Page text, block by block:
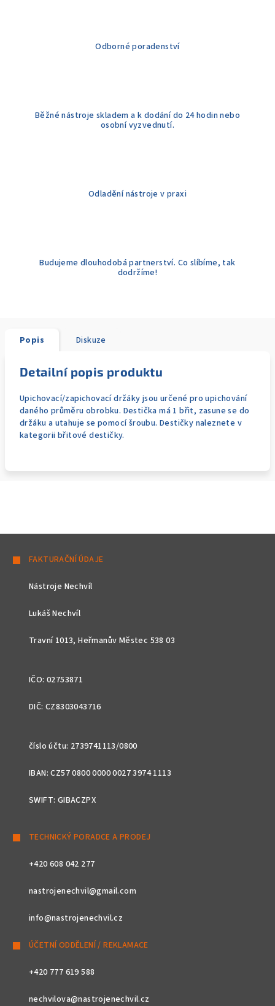
Odborné poradenství
Běžné nástroje skladem a k dodání do 24 hodin nebo
osobní vyzvednutí.
Odladění nástroje v praxi
Budujeme dlouhodobá partnerství. Co slíbíme, tak
dodržíme!
Popis Diskuze
Detailní popis produktu
Upichovací/zapichovací držáky jsou určené pro upichování
daného průměru obrobku. Destička má 1 břit, zasune se do
držáku a utahuje se pomocí šroubu. Destičky naleznete v
kategorii břitové destičky.
FAKTURAČNÍ ÚDAJE
Nástroje Nechvíl
Lukáš Nechvíl
Travní 1013, Heřmanův Městec 538 03
IČO: 02753871
DIČ: CZ8303043716
číslo účtu: 2739741113/0800
IBAN: CZ57 0800 0000 0027 3974 1113
SWIFT: GIBACZPX
TECHNICKÝ PORADCE A PRODEJ
+420 608 042 277
nastrojenechvil@gmail.com
info@nastrojenechvil.cz
ÚČETNÍ ODDĚLENÍ / REKLAMACE
+420 777 619 588
nechvilova@nastrojenechvil.cz